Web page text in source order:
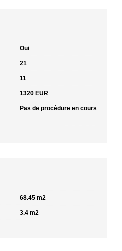
Oui
21
11
1320 EUR
Pas de procédure en cours
68.45 m2
3.4 m2